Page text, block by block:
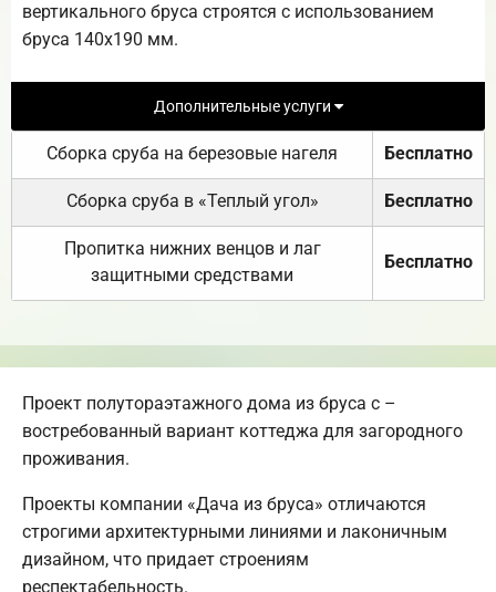
вертикального бруса строятся с использованием
бруса 140х190 мм.
Дополнительные услуги
Сборка сруба на березовые нагеля Бесплатно
Сборка сруба в «Теплый угол» Бесплатно
Пропитка нижних венцов и лаг
защитными средствами
Бесплатно
Проект полутораэтажного дома из бруса с –
востребованный вариант коттеджа для загородного
проживания.
Проекты компании «Дача из бруса» отличаются
строгими архитектурными линиями и лаконичным
дизайном, что придает строениям
респектабельность.